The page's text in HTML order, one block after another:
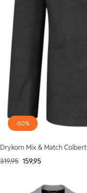
-50%
Drykorn Mix & Match Colbert
319,95 159,95